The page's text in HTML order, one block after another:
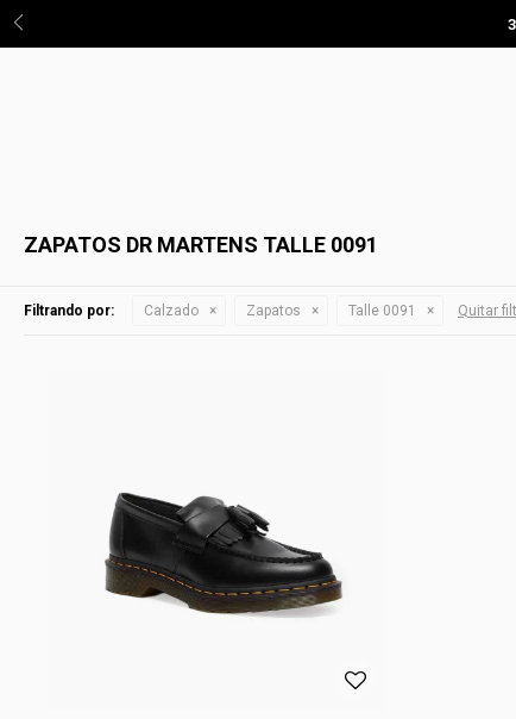
ZAPATOS DR MARTENS TALLE 0091
Filtrando por: Calzado Zapatos Talle 0091 Quitar